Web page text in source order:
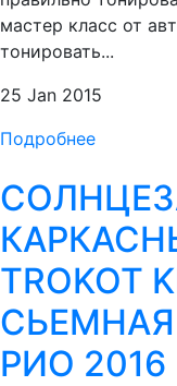
мастер класс от
тонировать...
25 Jan 2015
Подробнее
TROKOT
РИО 2016